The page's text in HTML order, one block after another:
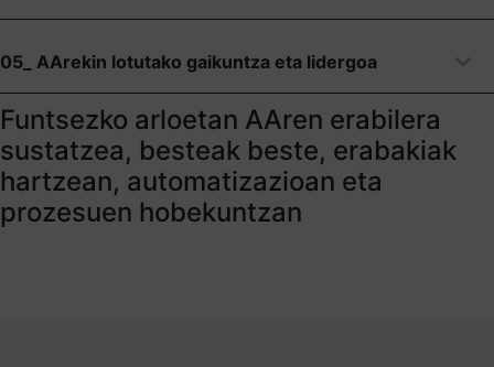
05_ AArekin lotutako gaikuntza eta lidergoa
Funtsezko arloetan AAren erabilera
sustatzea, besteak beste, erabakiak
hartzean, automatizazioan eta
prozesuen hobekuntzan